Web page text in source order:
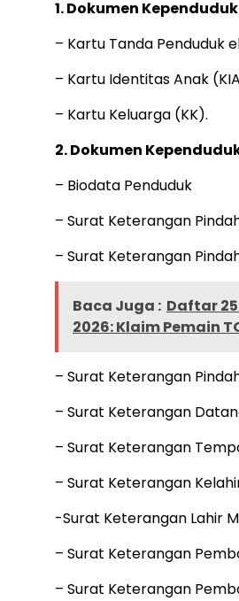
1. Dokumen
– Kartu Tanda Penduduk
– Kartu Identitas Anak
– Kartu Keluarga (KK).
2. Dokumen
– Biodata Penduduk
– Surat Keterangan
– Surat Keterangan
Baca Juga : Daftar 25
2026: Klaim Pemain
– Surat Keterangan
– Surat Keterangan
– Surat Keterangan
– Surat Keterangan
-Surat Keterangan Lahir
– Surat Keterangan
– Surat Keterangan